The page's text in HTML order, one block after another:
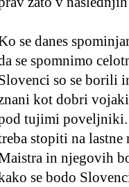
se danes
se spomnimo
so se borili
kot dobri
tujimi poveljniki.
stopiti na lastne
in njegovih
se bodo